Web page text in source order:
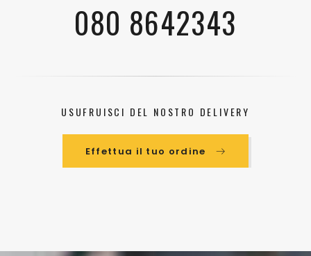
080 8642343
USUFRUISCI DEL NOSTRO DELIVERY
Effettua il tuo ordine